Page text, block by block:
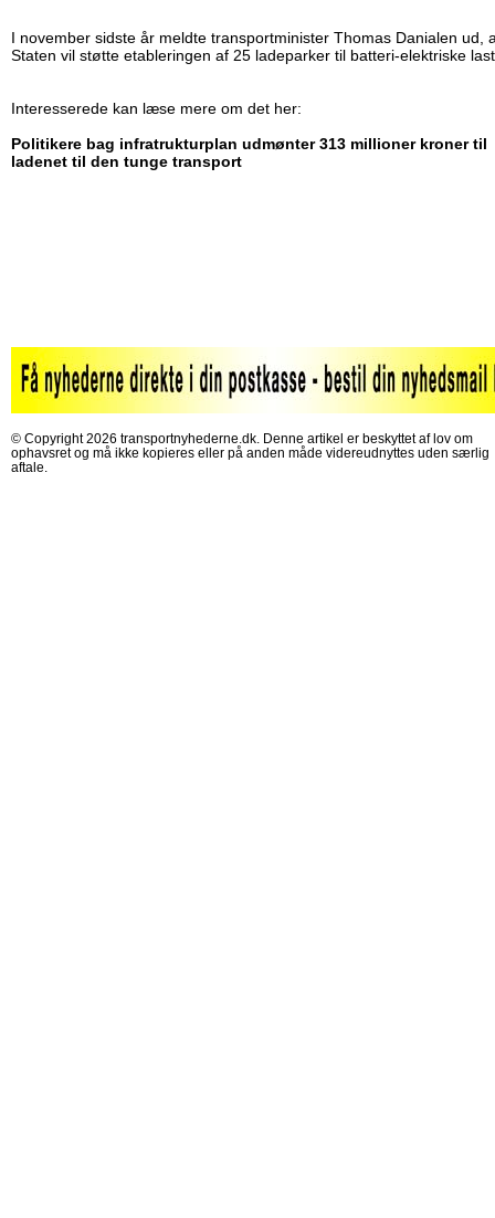
I november sidste år meldte transportminister Thomas Danialen ud,
Staten vil støtte etableringen af 25 ladeparker til batteri-elektriske
Interesserede kan læse mere om det her:
Politikere bag infratrukturplan udmønter 313 millioner kroner til
ladenet til den tunge transport
© Copyright 2026 transportnyhederne.dk. Denne artikel er beskyttet af lov om
ophavsret og må ikke kopieres eller på anden måde videreudnyttes uden særlig
aftale.